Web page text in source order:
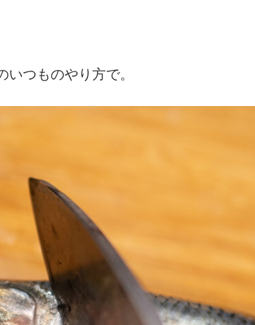
つものやり方で。